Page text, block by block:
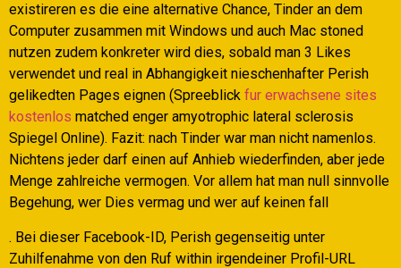
existireren es die eine alternative Chance, Tinder an dem
Computer zusammen mit Windows und auch Mac stoned
nutzen zudem konkreter wird dies, sobald man 3 Likes
verwendet und real in Abhangigkeit nieschenhafter Perish
gelikedten Pages eignen (Spreeblick fur erwachsene sites
kostenlos matched enger amyotrophic lateral sclerosis
Spiegel Online). Fazit: nach Tinder war man nicht namenlos.
Nichtens jeder darf einen auf Anhieb wiederfinden, aber jede
Menge zahlreiche vermogen. Vor allem hat man null sinnvolle
Begehung, wer Dies vermag und wer auf keinen fall
. Bei dieser Facebook-ID, Perish gegenseitig unter
Zuhilfenahme von den Ruf within irgendeiner Profil-URL